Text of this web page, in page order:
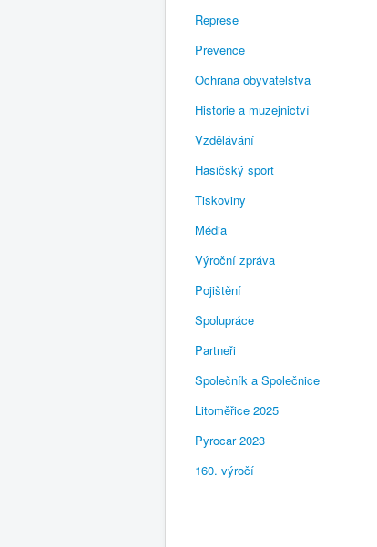
Represe
Prevence
Ochrana obyvatelstva
Historie a muzejnictví
Vzdělávání
Hasičský sport
Tiskoviny
Média
Výroční zpráva
Pojištění
Spolupráce
Partneři
Společník a Společnice
Litoměřice 2025
Pyrocar 2023
160. výročí